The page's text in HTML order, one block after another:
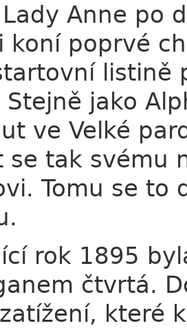
Anne po
koní poprvé
listině
Stejně jako
ve Velké
se tak svému
Tomu se to
rok 1895
čtvrtá.
které